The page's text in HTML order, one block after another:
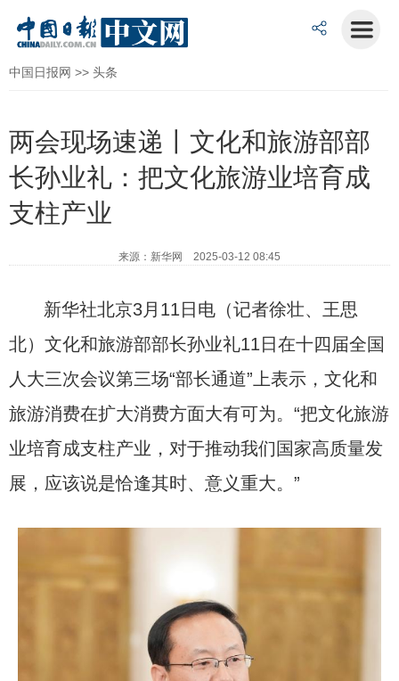
中国日报网 >> 头条
两会现场速递丨文化和旅游部部
长孙业礼：把文化旅游业培育成
支柱产业
来源：新华网 2025-03-12 08:45
新华社北京3月11日电（记者徐壮、王思
北）文化和旅游部部长孙业礼11日在十四届全国
人大三次会议第三场“部长通道”上表示，文化和
旅游消费在扩大消费方面大有可为。“把文化旅游
业培育成支柱产业，对于推动我们国家高质量发
展，应该说是恰逢其时、意义重大。”